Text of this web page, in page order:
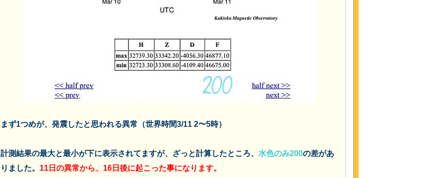
まず1つめが、発震したと思われる異常（世界時間3/11 2〜5時）
計測結果の最大と最小が下に表示されてますが、ざっと計算したところ、 水色のみ200の差があ
りました。 11日の異常から、16日後に起こった事になります。